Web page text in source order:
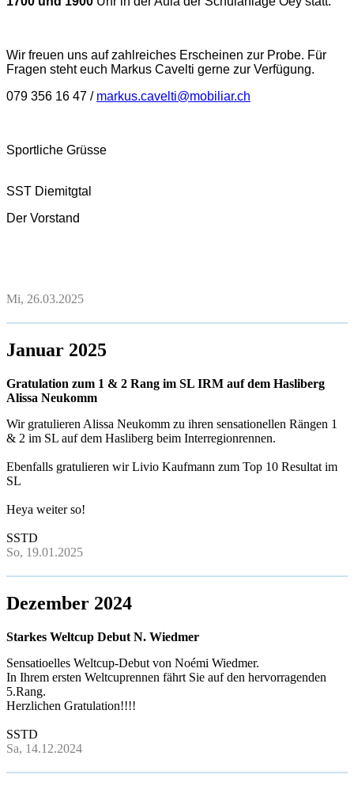
Wir freuen uns auf zahlreiches Erscheinen zur Probe. Für
Fragen steht euch Markus Cavelti gerne zur Verfügung.
079 356 16 47 / markus.cavelti@mobiliar.ch
Sportliche Grüsse
SST Diemitgtal
Der Vorstand
Mi, 26.03.2025
Januar 2025
Gratulation zum 1 & 2 Rang im SL IRM auf dem Hasliberg
Alissa Neukomm
Wir gratulieren Alissa Neukomm zu ihren sensationellen Rängen 1
& 2 im SL auf dem Hasliberg beim Interregionrennen.
Ebenfalls gratulieren wir Livio Kaufmann zum Top 10 Resultat im
SL
Heya weiter so!
SSTD
So, 19.01.2025
Dezember 2024
Starkes Weltcup Debut N. Wiedmer
Sensatioelles Weltcup-Debut von Noémi Wiedmer.
In Ihrem ersten Weltcuprennen fährt Sie auf den hervorragenden
5.Rang.
Herzlichen Gratulation!!!!
SSTD
Sa, 14.12.2024